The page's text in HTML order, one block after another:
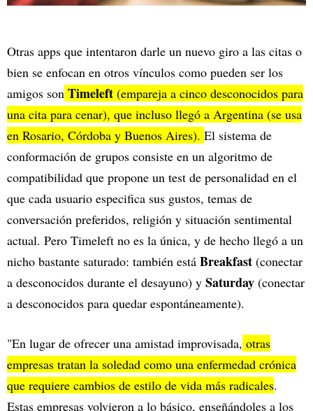
Otras apps que intentaron darle un nuevo giro a las citas o
bien se enfocan en otros vínculos como pueden ser los
amigos son Timeleft (empareja a cinco desconocidos para
una cita para cenar), que incluso llegó a Argentina (se usa
en Rosario, Córdoba y Buenos Aires). El sistema de
conformación de grupos consiste en un algoritmo de
compatibilidad que propone un test de personalidad en el
que cada usuario especifica sus gustos, temas de
conversación preferidos, religión y situación sentimental
actual. Pero Timeleft no es la única, y de hecho llegó a un
nicho bastante saturado: también está Breakfast (conectar
a desconocidos durante el desayuno) y Saturday (conectar
a desconocidos para quedar espontáneamente).
"En lugar de ofrecer una amistad improvisada, otras
empresas tratan la soledad como una enfermedad crónica
que requiere cambios de estilo de vida más radicales.
Estas empresas volvieron a lo básico, enseñándoles a los